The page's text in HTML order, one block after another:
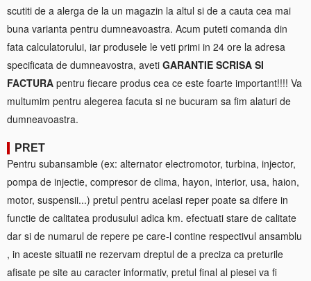
scutiti de a alerga de la un magazin la altul si de a cauta cea mai
buna varianta pentru dumneavoastra. Acum puteti comanda din
fata calculatorului, iar produsele le veti primi in 24 ore la adresa
specificata de dumneavostra, aveti GARANTIE SCRISA SI
FACTURA pentru fiecare produs cea ce este foarte important!!!! Va
multumim pentru alegerea facuta si ne bucuram sa fim alaturi de
dumneavoastra.
PRET
Pentru subansamble (ex: alternator electromotor, turbina, injector,
pompa de injectie, compresor de clima, hayon, interior, usa, haion,
motor, suspensii...) pretul pentru acelasi reper poate sa difere in
functie de calitatea produsului adica km. efectuati stare de calitate
dar si de numarul de repere pe care-l contine respectivul ansamblu
, in aceste situatii ne rezervam dreptul de a preciza ca preturile
afisate pe site au caracter informativ, pretul final al piesei va fi